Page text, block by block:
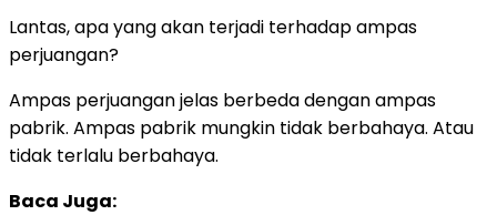
Lantas, apa yang akan terjadi terhadap ampas
perjuangan?
Ampas perjuangan jelas berbeda dengan ampas
pabrik. Ampas pabrik mungkin tidak berbahaya. Atau
tidak terlalu berbahaya.
Baca Juga: